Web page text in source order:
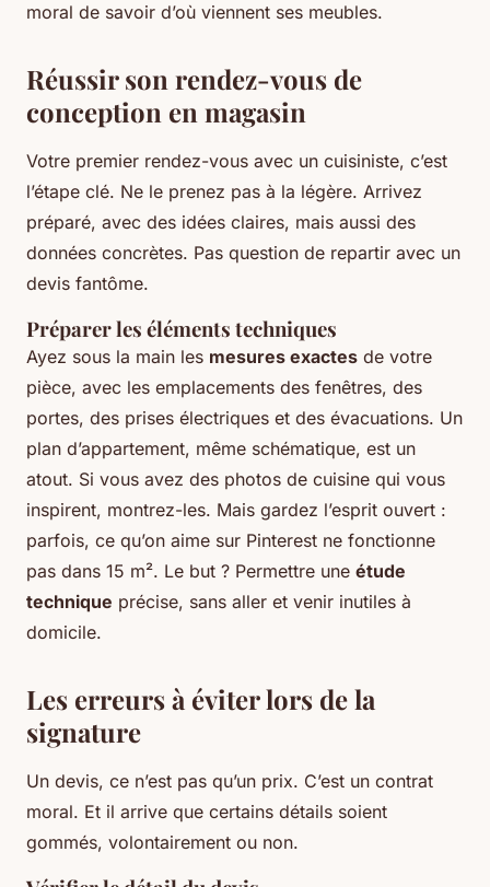
moral de savoir d’où viennent ses meubles.
Réussir son rendez-vous de
conception en magasin
Votre premier rendez-vous avec un cuisiniste, c’est
l’étape clé. Ne le prenez pas à la légère. Arrivez
préparé, avec des idées claires, mais aussi des
données concrètes. Pas question de repartir avec un
devis fantôme.
Préparer les éléments techniques
Ayez sous la main les mesures exactes de votre
pièce, avec les emplacements des fenêtres, des
portes, des prises électriques et des évacuations. Un
plan d’appartement, même schématique, est un
atout. Si vous avez des photos de cuisine qui vous
inspirent, montrez-les. Mais gardez l’esprit ouvert :
parfois, ce qu’on aime sur Pinterest ne fonctionne
pas dans 15 m². Le but ? Permettre une étude
technique précise, sans aller et venir inutiles à
domicile.
Les erreurs à éviter lors de la
signature
Un devis, ce n’est pas qu’un prix. C’est un contrat
moral. Et il arrive que certains détails soient
gommés, volontairement ou non.